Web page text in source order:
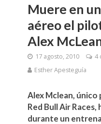
Muere en
aéreo el
Alex
17 agosto, 2010
4
Esther Apesteguía
Alex Mclean, único
Red Bull Air
durante un